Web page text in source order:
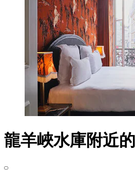
龍羊峽水庫附近